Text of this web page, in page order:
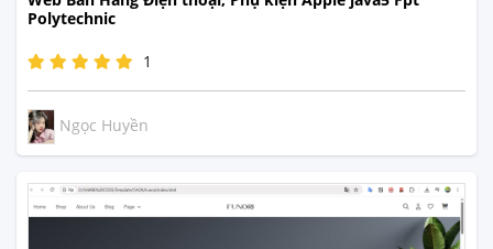
Polytechnic
1
Ngọc Huyền